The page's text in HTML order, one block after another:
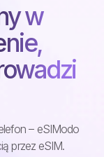
w
– eSIModo
przez eSIM.